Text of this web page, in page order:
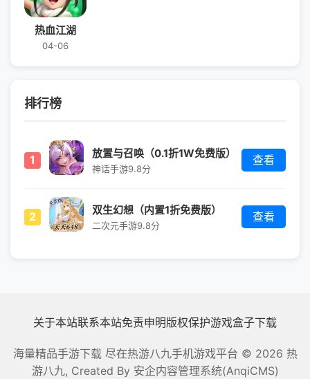
热血江湖
04-06
排行榜
1 放置与召唤（0.1折1W免费版）
神话手游9.8分
查看
2 双生幻想（内置1折免费版）
二次元手游9.8分
查看
关于本站联系本站免责申明版权保护游戏盒子下载
海量精品手游下载 尽在热游八九手机游戏平台 © 2026 热
游八九, Created By 安企内容管理系统(AnqiCMS)